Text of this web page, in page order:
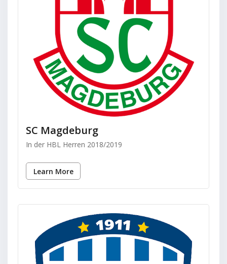
SC Magdeburg
In der HBL Herren 2018/2019
Learn More